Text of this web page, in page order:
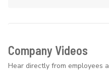
Company Videos
Hear directly from employees